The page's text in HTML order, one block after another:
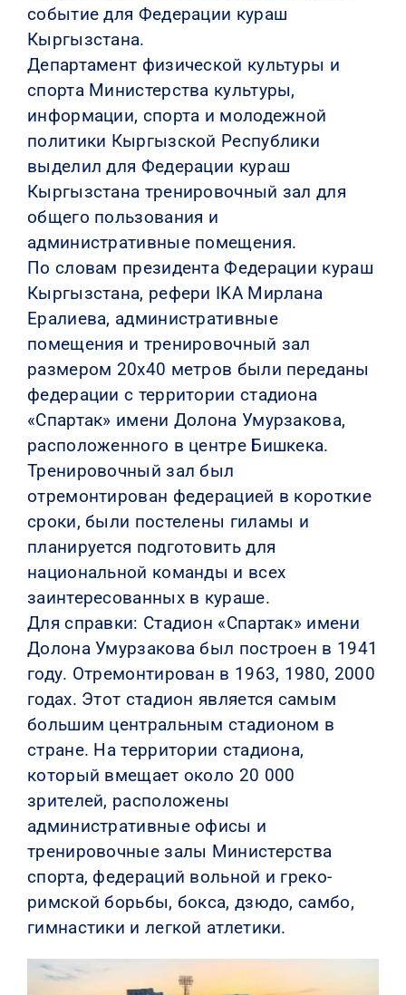
событие для Федерации кураш
Кыргызстана.
Департамент физической культуры и
спорта Министерства культуры,
информации, спорта и молодежной
политики Кыргызской Республики
выделил для Федерации кураш
Кыргызстана тренировочный зал для
общего пользования и
административные помещения.
По словам президента Федерации кураш
Кыргызстана, рефери IKA Мирлана
Ералиева, административные
помещения и тренировочный зал
размером 20х40 метров были переданы
федерации с территории стадиона
«Спартак» имени Долона Умурзакова,
расположенного в центре Бишкека.
Тренировочный зал был
отремонтирован федерацией в короткие
сроки, были постелены гиламы и
планируется подготовить для
национальной команды и всех
заинтересованных в кураше.
Для справки: Стадион «Спартак» имени
Долона Умурзакова был построен в 1941
году. Отремонтирован в 1963, 1980, 2000
годах. Этот стадион является самым
большим центральным стадионом в
стране. На территории стадиона,
который вмещает около 20 000
зрителей, расположены
административные офисы и
тренировочные залы Министерства
спорта, федераций вольной и греко-
римской борьбы, бокса, дзюдо, самбо,
гимнастики и легкой атлетики.